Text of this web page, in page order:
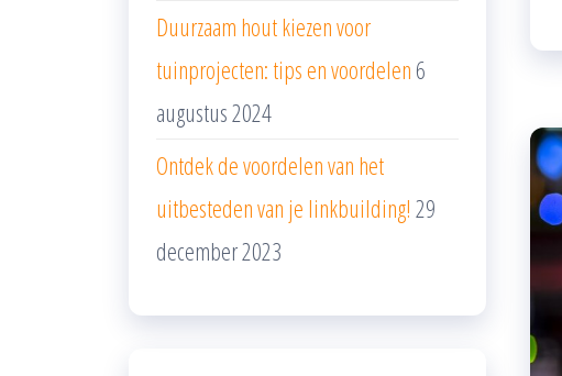
Duurzaam hout kiezen voor
tuinprojecten: tips en voordelen 6
augustus 2024
Ontdek de voordelen van het
uitbesteden van je linkbuilding! 29
december 2023